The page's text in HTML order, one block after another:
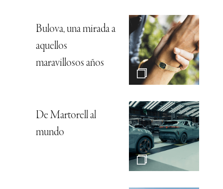
Bulova, una mirada a
aquellos
maravillosos años
De Martorell al
mundo